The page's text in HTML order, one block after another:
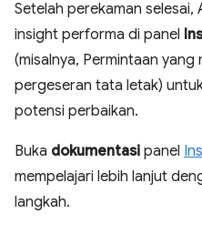
Setelah perekaman
insight performa di panel
(misalnya, Permintaan
pergeseran tata letak)
potensi perbaikan.
Buka dokumentasi panel
mempelajari lebih lanjut
langkah.